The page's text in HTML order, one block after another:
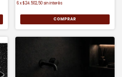
6 x$24.502,50 sin interés